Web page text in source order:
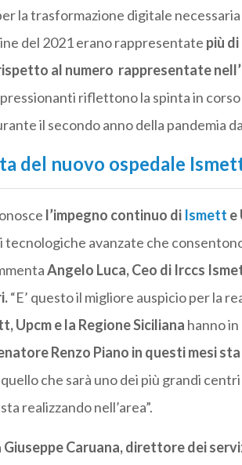
la trasformazione digitale
del 2021 erano rappresentate più
al numero rappresentate
riflettono la spinta in
il secondo anno della pandemia
del nuovo ospedale
l’impegno continuo di Ismett e
avanzate che
Angelo Luca, Ceo di Irccs
“E’ questo il migliore auspicio per la
Upcm e la Regione Siciliana hanno
Renzo Piano in questi mesi
che sarà uno dei più grandi
sta realizzando nell’area”.
Giuseppe Caruana, direttore dei